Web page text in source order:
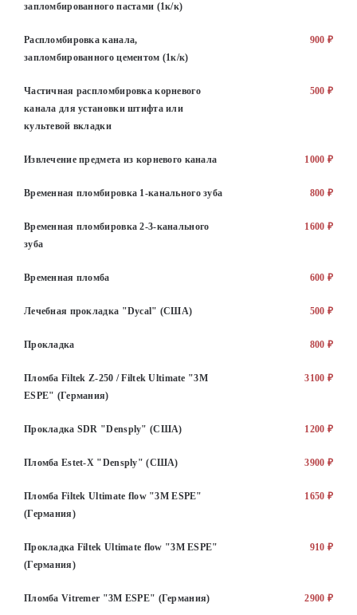
запломбированного пастами (1к/к)
Распломбировка канала,
запломбированного цементом (1к/к)
900 ₽
Частичная распломбировка корневого
канала для установки штифта или
культевой вкладки
500 ₽
Извлечение предмета из корневого канала 1000 ₽
Временная пломбировка 1-канального зуба 800 ₽
Временная пломбировка 2-3-канального
зуба
1600 ₽
Временная пломба 600 ₽
Лечебная прокладка "Dycal" (США) 500 ₽
Прокладка 800 ₽
Пломба Filtek Z-250 / Filtek Ultimate "3M
ESPE" (Германия)
3100 ₽
Прокладка SDR "Densply" (США) 1200 ₽
Пломба Estet-X "Densply" (США) 3900 ₽
Пломба Filtek Ultimate flow "3M ESPE"
(Германия)
1650 ₽
Прокладка Filtek Ultimate flow "3M ESPE"
(Германия)
910 ₽
Пломба Vitremer "3M ESPE" (Германия) 2900 ₽